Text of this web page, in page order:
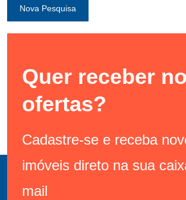
Nova Pesquisa
Quer receber
ofertas?
Cadastre-se e receba
imóveis direto na sua
mail